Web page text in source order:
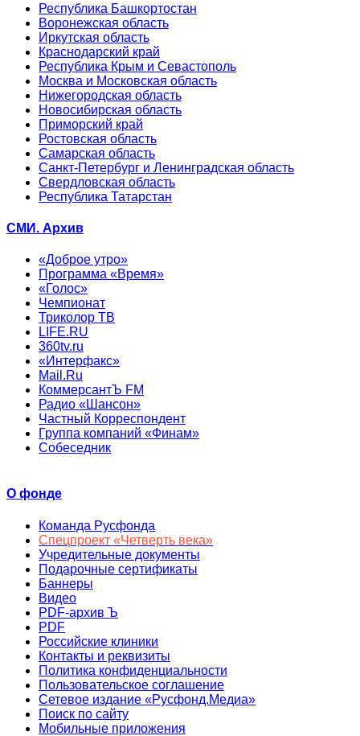
Республика Башкортостан
Воронежская область
Иркутская область
Краснодарский край
Республика Крым и Севастополь
Москва и Московская область
Нижегородская область
Новосибирская область
Приморский край
Ростовская область
Самарская область
Санкт-Петербург и Ленинградская область
Свердловская область
Республика Татарстан
СМИ. Архив
«Доброе утро»
Программа «Время»
«Голос»
Чемпионат
Триколор ТВ
LIFE.RU
360tv.ru
«Интерфакс»
Mail.Ru
КоммерсантЪ FM
Радио «Шансон»
Частный Корреспондент
Группа компаний «Финам»
Собеседник
О фонде
Команда Русфонда
Спецпроект «Четверть века»
Учредительные документы
Подарочные сертификаты
Баннеры
Видео
PDF-архив Ъ
PDF
Российские клиники
Контакты и реквизиты
Политика конфиденциальности
Пользовательское соглашение
Сетевое издание «Русфонд.Медиа»
Поиск по сайту
Мобильные приложения